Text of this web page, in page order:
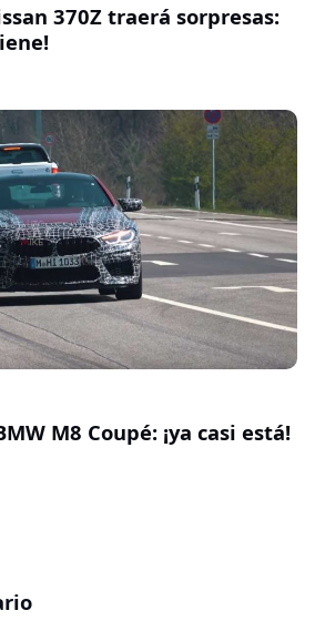
370Z traerá sorpresas:
M8 Coupé: ¡ya casi está!